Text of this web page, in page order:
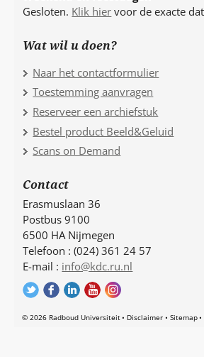
Gesloten. Klik hier voor de exacte
Wat wil u doen?
Naar het contactformulier
Toestemming aanvragen
Reserveer een archiefstuk
Bestel product Beeld&Geluid
Scans on Demand
Contact
Erasmuslaan 36
Postbus 9100
6500 HA Nijmegen
Telefoon : (024) 361 24 57
E-mail : info@kdc.ru.nl
© 2026 Radboud Universiteit Disclaimer Sitemap